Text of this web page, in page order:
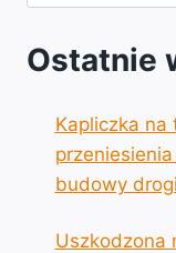
Ostatnie
Kapliczka na
budowy
Uszkodzona